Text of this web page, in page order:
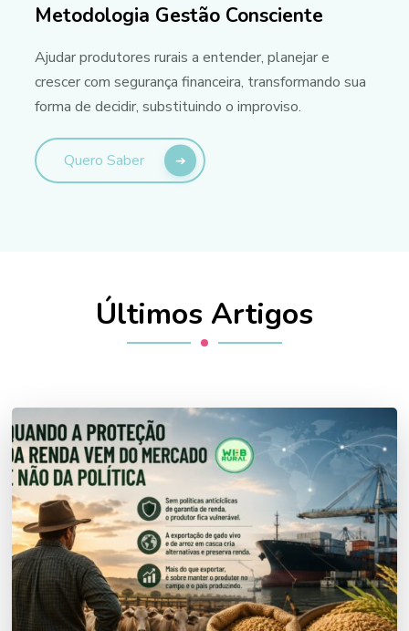
Metodologia Gestão Consciente
Ajudar produtores rurais a entender, planejar e
crescer com segurança financeira, transformando sua
forma de decidir, substituindo o improviso.
Quero Saber
Últimos Artigos